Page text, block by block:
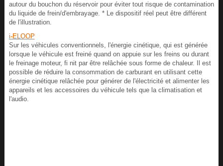
autour du bouchon du réservoir pour éviter tout risque de contamination
du liquide de frein/d'embrayage. * Le dispositif réel peut être différent
de l'illustration.
i-ELOOP
Sur les véhicules conventionnels, l'énergie cinétique, qui est générée
lorsque le véhicule est freiné quand on appuie sur les freins ou durant
le freinage moteur, fi nit par être relâchée sous forme de chaleur. Il est
possible de réduire la consommation de carburant en utilisant cette
énergie cinétique relâchée pour générer de l'électricité et alimenter les
appareils et les accessoires du véhicule tels que la climatisation et
l'audio.